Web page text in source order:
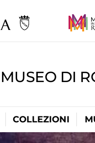
MUSEO DI
COLLEZIONI